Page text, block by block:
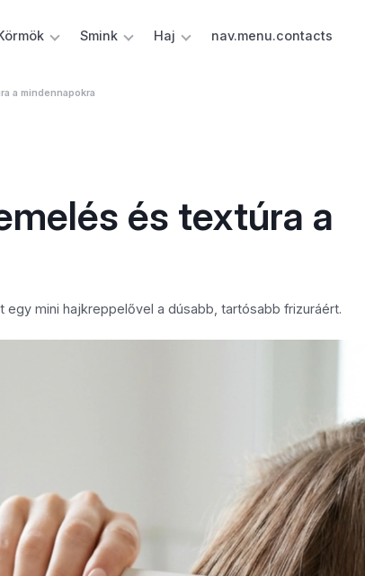
Smink Haj nav.menu.contacts
a mindennapokra
és textúra a
mini hajkreppelővel a dúsabb, tartósabb frizuráért.